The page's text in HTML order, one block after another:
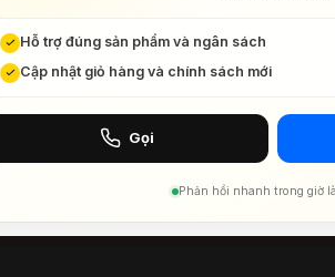
Hỗ trợ đúng sản phẩm và ngân sách
Cập nhật giỏ hàng và chính sách mới
Gọi
Phản hồi nhanh trong giờ